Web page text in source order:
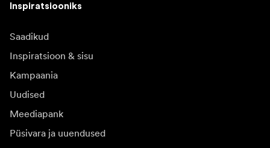
Inspiratsiooniks
Saadikud
Inspiratsioon & sisu
Kampaania
Uudised
Meediapank
Püsivara ja uuendused